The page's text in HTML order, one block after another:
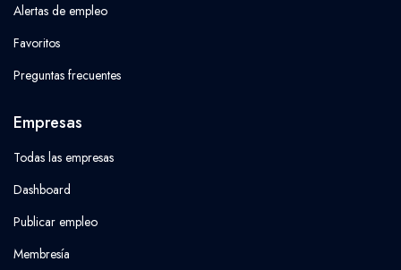
Alertas de empleo
Favoritos
Preguntas frecuentes
Empresas
Todas las empresas
Dashboard
Publicar empleo
Membresía